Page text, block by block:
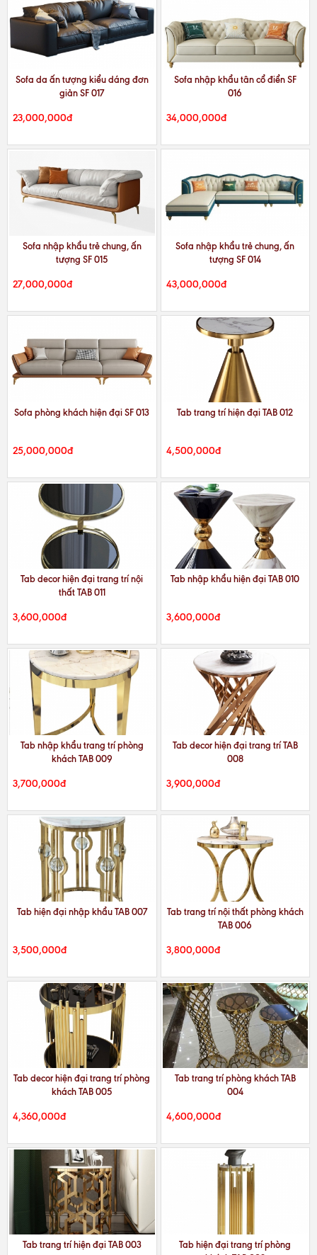
Sofa da ấn tượng kiểu dáng đơn
giản SF 017
23,000,000đ
Sofa nhập khẩu tân cổ điển SF
016
34,000,000đ
Sofa nhập khẩu trẻ chung, ấn
tượng SF 015
27,000,000đ
Sofa nhập khẩu trẻ chung, ấn
tượng SF 014
43,000,000đ
Sofa phòng khách hiện đại SF 013
25,000,000đ
Tab trang trí hiện đại TAB 012
4,500,000đ
Tab decor hiện đại trang trí nội
thất TAB 011
3,600,000đ
Tab nhập khẩu hiện đại TAB 010
3,600,000đ
Tab nhập khẩu trang trí phòng
khách TAB 009
3,700,000đ
Tab decor hiện đại trang trí TAB
008
3,900,000đ
Tab hiện đại nhập khẩu TAB 007
3,500,000đ
Tab trang trí nội thất phòng khách
TAB 006
3,800,000đ
Tab decor hiện đại trang trí phòng
khách TAB 005
4,360,000đ
Tab trang trí phòng khách TAB
004
4,600,000đ
Tab trang trí hiện đại TAB 003
Tab hiện đại trang trí phòng